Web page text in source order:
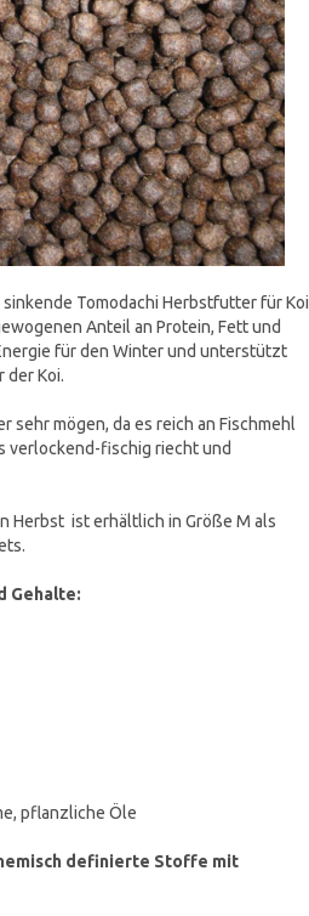
Tomodachi Herbstfutter für Koi
Anteil an Protein, Fett und
für den Winter und unterstützt
der Koi.
sehr mögen, da es reich an Fischmehl
verlockend-fischig riecht und
Herbst ist erhältlich in Größe M als
Gehalte:
pflanzliche Öle
definierte Stoffe mit